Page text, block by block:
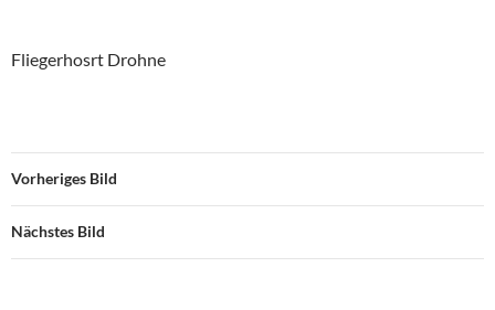
Fliegerhosrt Drohne
Vorheriges Bild
Nächstes Bild